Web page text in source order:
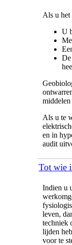
Als u
U
middelen
Als u te
en in
audit
Tot wie
Indien u
leven,
techniek
lijden
voor te